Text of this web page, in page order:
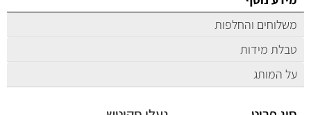
משלוחים והחלפות
טבלת מידות
על המותג